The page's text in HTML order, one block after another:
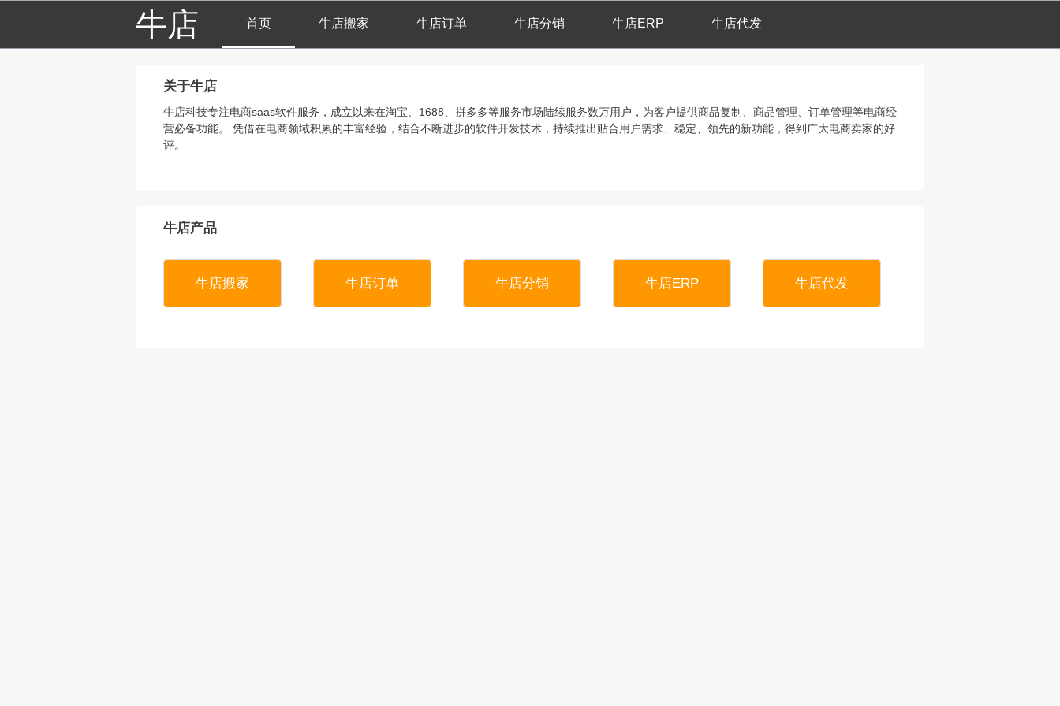
牛店 首页 牛店搬家 牛店订单 牛店分销 牛店ERP 牛店代发
关于牛店
牛店科技专注电商saas软件服务，成立以来在淘宝、1688、拼多多等服务市场陆续服务数万用户，为客户提供商品复制、商品管理、订单管理等电商经
营必备功能。 凭借在电商领域积累的丰富经验，结合不断进步的软件开发技术，持续推出贴合用户需求、稳定、领先的新功能，得到广大电商卖家的好
评。
牛店产品
牛店搬家 牛店订单 牛店分销 牛店ERP 牛店代发